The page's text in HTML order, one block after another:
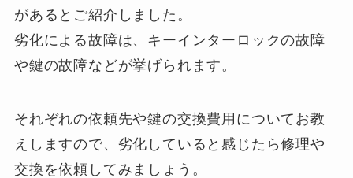
があるとご紹介しました。
劣化による故障は、キーインターロックの故障
や鍵の故障などが挙げられます。
それぞれの依頼先や鍵の交換費用についてお教
えしますので、劣化していると感じたら修理や
交換を依頼してみましょう。